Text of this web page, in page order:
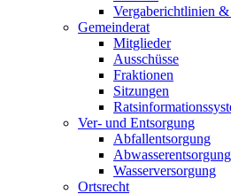
Vergaberichtlinien
Gemeinderat
Mitglieder
Ausschüsse
Fraktionen
Sitzungen
Ver- und Entsorgung
Abfallentsorgung
Abwasserentsorgung
Wasserversorgung
Ortsrecht